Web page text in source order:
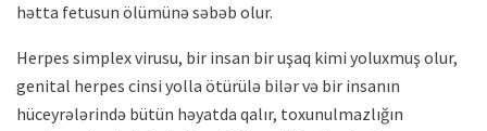
hətta fetusun ölümünə səbəb olur.
Herpes simplex virusu, bir insan bir uşaq kimi yoluxmuş olur,
genital herpes cinsi yolla ötürülə bilər və bir insanın
hüceyrələrində bütün həyatda qalır, toxunulmazlığın